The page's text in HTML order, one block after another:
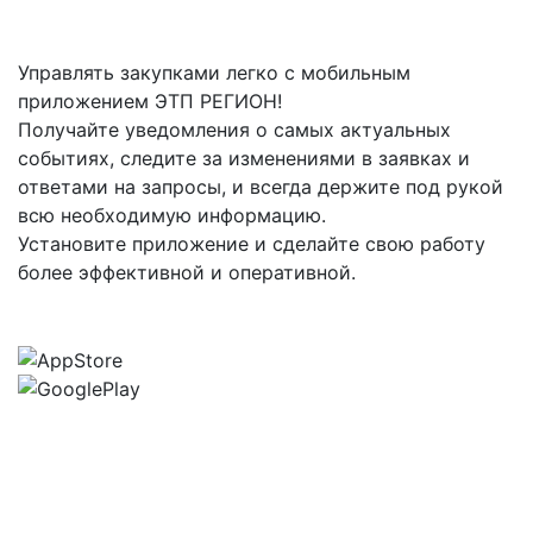
Управлять закупками легко с мобильным
приложением ЭТП РЕГИОН!
Получайте уведомления о самых актуальных
событиях, следите за изменениями в заявках и
ответами на запросы, и всегда держите под рукой
всю необходимую информацию.
Установите приложение и сделайте свою работу
более эффективной и оперативной.